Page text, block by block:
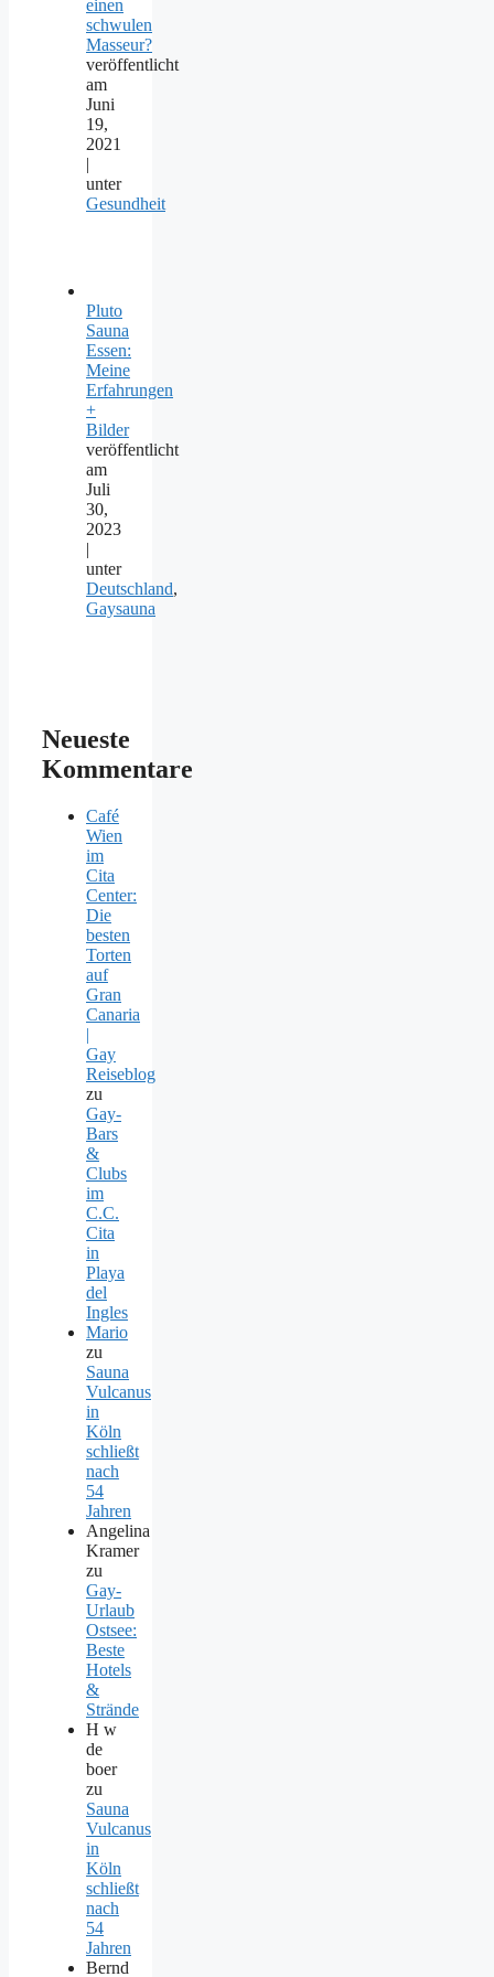
einen
schwulen
Masseur?
veröffentlicht
am
Juni
19,
2021
|
unter
Gesundheit
Pluto
Sauna
Essen:
Meine
Erfahrungen
+
Bilder
veröffentlicht
am
Juli
30,
2023
|
unter
Deutschland,
Gaysauna
Neueste
Kommentare
Café
Wien
im
Cita
Center:
Die
besten
Torten
auf
Gran
Canaria
|
Gay
Reiseblog
zu
Gay-
Bars
&
Clubs
im
C.C.
Cita
in
Playa
del
Ingles
Mario
zu
Sauna
Vulcanus
in
Köln
schließt
nach
54
Jahren
Angelina
Kramer
zu
Gay-
Urlaub
Ostsee:
Beste
Hotels
&
Strände
H w
de
boer
zu
Sauna
Vulcanus
in
Köln
schließt
nach
54
Jahren
Bernd